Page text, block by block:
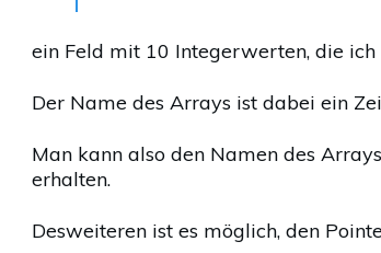
ein Feld mit 10 Integerwerten, die
Der Name des Arrays ist dabei ein
Man kann also den Namen des
erhalten.
Desweiteren ist es möglich, den